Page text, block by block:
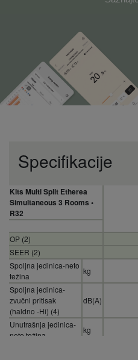
Specifikacije
Kits Multi Split Etherea
Simultaneous 3 Rooms •
R32
OP (2)
SEER (2)
Spoljna jedinica-neto
težina
kg
Spoljna jedinica-
zvučni pritisak
(haldno -Hi) (4)
dB(A)
Unutrašnja jedinica-
neto težina
kg